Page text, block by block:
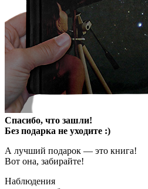
Спасибо, что зашли!
Без подарка не уходите :)
А лучший подарок — это книга!
Вот она, забирайте!
Наблюдения